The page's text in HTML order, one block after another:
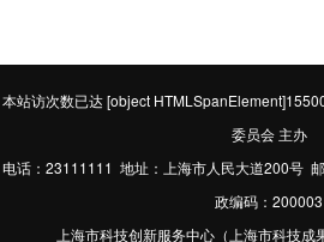
本站访次数已达[object
委员会 主办
电话：23111111 地址：上海市人民大道200号
政编码：200003
上海市科技创新服务中心（上海市科技